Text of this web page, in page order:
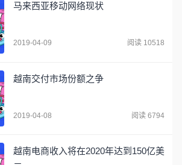
马来西亚移动网络现状
2019-04-09 阅读 10518
越南交付市场份额之争
2019-04-08 阅读 6794
越南电商收入将在2020年达到150亿美